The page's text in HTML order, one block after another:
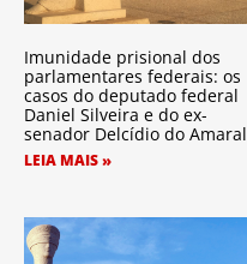
Imunidade prisional dos
parlamentares federais: os
casos do deputado federal
Daniel Silveira e do ex-
senador Delcídio do Amaral
LEIA MAIS »